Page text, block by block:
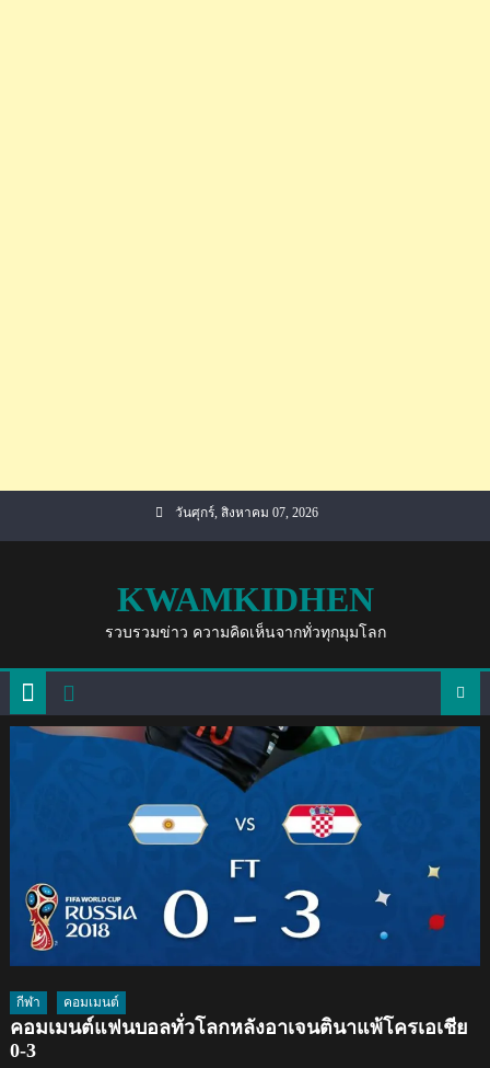
วันศุกร์, สิงหาคม 07, 2026
KWAMKIDHEN
รวบรวมข่าว ความคิดเห็นจากทั่วทุกมุมโลก
กีฬา คอมเมนต์
คอมเมนต์แฟนบอลทั่วโลกหลังอาเจนตินาแพ้โครเอเชีย
0-3